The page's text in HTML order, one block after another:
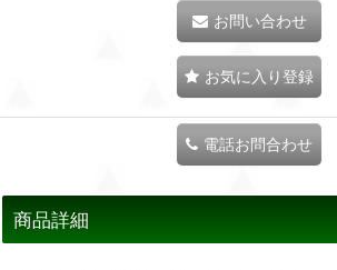
お問い合わせ
お気に入り登録
電話お問合わせ
商品詳細